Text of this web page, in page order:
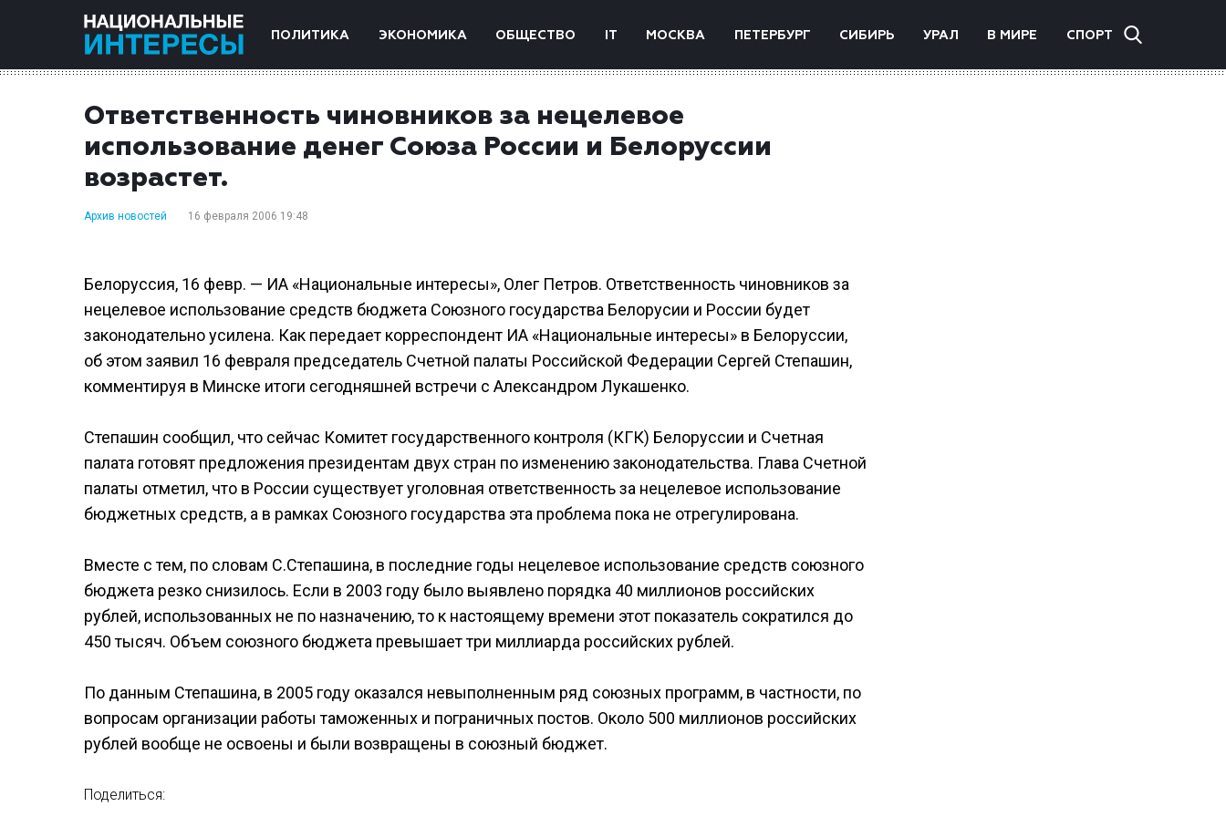
ПОЛИТИКА ЭКОНОМИКА ОБЩЕСТВО IT МОСКВА ПЕТЕРБУРГ СИБИРЬ УРАЛ В МИРЕ СПОРТ
Ответственность чиновников за нецелевое
использование денег Союза России и Белоруссии
возрастет.
Архив новостей 16 февраля 2006 19:48
Белоруссия, 16 февр. — ИА «Национальные интересы», Олег Петров. Ответственность чиновников за
нецелевое использование средств бюджета Союзного государства Белорусии и России будет
законодательно усилена. Как передает корреспондент ИА «Национальные интересы» в Белоруссии,
об этом заявил 16 февраля председатель Счетной палаты Российской Федерации Сергей Степашин,
комментируя в Минске итоги сегодняшней встречи с Александром Лукашенко.
Степашин сообщил, что сейчас Комитет государственного контроля (КГК) Белоруссии и Счетная
палата готовят предложения президентам двух стран по изменению законодательства. Глава Счетной
палаты отметил, что в России существует уголовная ответственность за нецелевое использование
бюджетных средств, а в рамках Союзного государства эта проблема пока не отрегулирована.
Вместе с тем, по словам С.Степашина, в последние годы нецелевое использование средств союзного
бюджета резко снизилось. Если в 2003 году было выявлено порядка 40 миллионов российских
рублей, использованных не по назначению, то к настоящему времени этот показатель сократился до
450 тысяч. Объем союзного бюджета превышает три миллиарда российских рублей.
По данным Степашина, в 2005 году оказался невыполненным ряд союзных программ, в частности, по
вопросам организации работы таможенных и пограничных постов. Около 500 миллионов российских
рублей вообще не освоены и были возвращены в союзный бюджет.
Поделиться: